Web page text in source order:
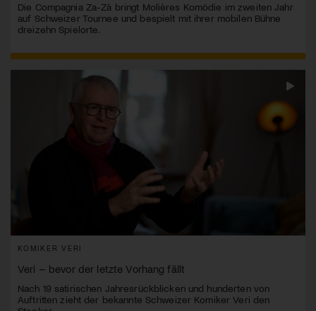
Die Compagnia Za-Zà bringt Molières Komödie im zweiten Jahr
auf Schweizer Tournee und bespielt mit ihrer mobilen Bühne
dreizehn Spielorte.
KOMIKER VERI
Veri – bevor der letzte Vorhang fällt
Nach 19 satirischen Jahresrückblicken und hunderten von
Auftritten zieht der bekannte Schweizer Komiker Veri den